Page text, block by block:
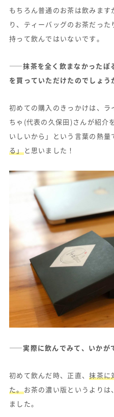
もちろん普通のお茶は飲みま
り、ティーバッグのお茶だっ
持って飲んではいないです。
——抹茶を全く飲まなかったぽ
を買っていただけたのでしょう
初めての購入のきっかけは、
ちゃ(代表の久保田)さんが紹介
いしいから」という言葉の熱量
る」と思いました！
——実際に飲んでみて、いかが
初めて飲んだ時、正直、抹茶に
た。お茶の濃い版というより
ました。